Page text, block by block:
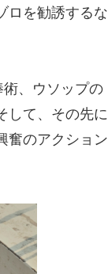
ロを勧誘するな
術、ウソップの
して、その先に
奮のアクション